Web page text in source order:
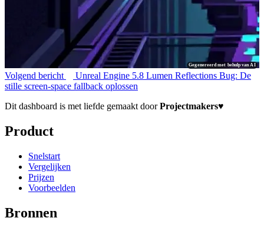
Gegenereerd met behulp van AI
Volgend bericht
Unreal Engine 5.8 Lumen Reflections Bug: De
stille screen-space fallback oplossen
Dit dashboard is met liefde gemaakt doorProjectmakers♥
Product
Snelstart
Vergelijken
Prijzen
Voorbeelden
Bronnen